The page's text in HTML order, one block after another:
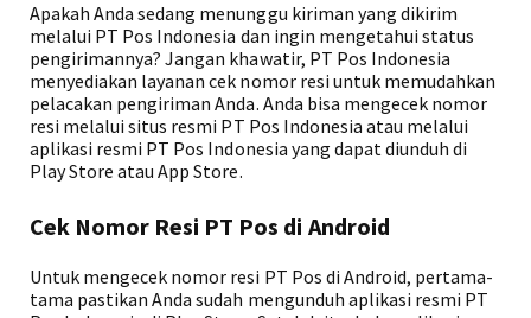
Apakah Anda sedang menunggu kiriman yang dikirim
melalui PT Pos Indonesia dan ingin mengetahui status
pengirimannya? Jangan khawatir, PT Pos Indonesia
menyediakan layanan cek nomor resi untuk memudahkan
pelacakan pengiriman Anda. Anda bisa mengecek nomor
resi melalui situs resmi PT Pos Indonesia atau melalui
aplikasi resmi PT Pos Indonesia yang dapat diunduh di
Play Store atau App Store.
Cek Nomor Resi PT Pos di Android
Untuk mengecek nomor resi PT Pos di Android, pertama-
tama pastikan Anda sudah mengunduh aplikasi resmi PT